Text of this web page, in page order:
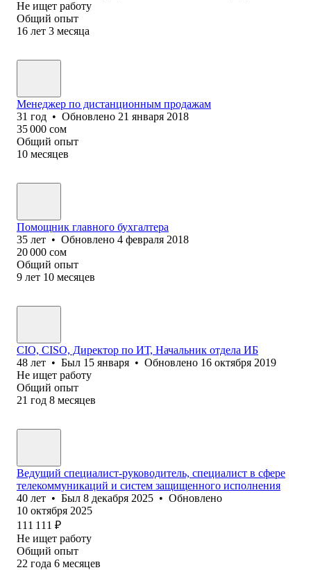
Не ищет работу
Общий опыт
16 лет 3 месяца
Менеджер по дистанционным продажам
31 год • Обновлено 21 января 2018
35 000 сом
Общий опыт
10 месяцев
Помощник главного бухгалтера
35 лет • Обновлено 4 февраля 2018
20 000 сом
Общий опыт
9 лет 10 месяцев
CIO, CISO, Директор по ИТ, Начальник отдела ИБ
48 лет • Был 15 января • Обновлено 16 октября 2019
Не ищет работу
Общий опыт
21 год 8 месяцев
Ведущий специалист-руководитель, специалист в сфере
телекоммуникаций и систем защищенного исполнения
40 лет • Был 8 декабря 2025 • Обновлено
10 октября 2025
111 111 ₽
Не ищет работу
Общий опыт
22 года 6 месяцев